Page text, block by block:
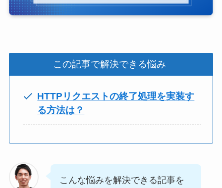
この記事で解決できる悩み
HTTPリクエストの終了処理を実装す
る方法は？
こんな悩みを解決できる記事を